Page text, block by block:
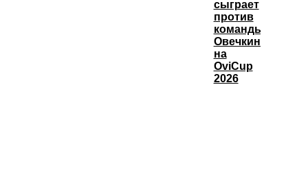
сыграет
против
команды
Овечкина
на
OviCup
2026